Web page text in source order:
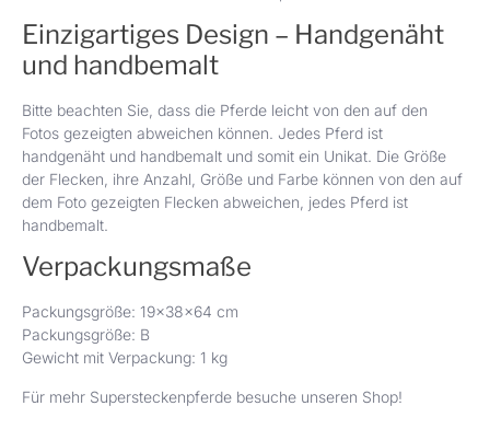
Einzigartiges Design – Handgenäht
und handbemalt
Bitte beachten Sie, dass die Pferde leicht von den auf den
Fotos gezeigten abweichen können. Jedes Pferd ist
handgenäht und handbemalt und somit ein Unikat. Die Größe
der Flecken, ihre Anzahl, Größe und Farbe können von den auf
dem Foto gezeigten Flecken abweichen, jedes Pferd ist
handbemalt.
Verpackungsmaße
Packungsgröße: 19x38x64 cm
Packungsgröße: B
Gewicht mit Verpackung: 1 kg
Für mehr Supersteckenpferde besuche unseren Shop!